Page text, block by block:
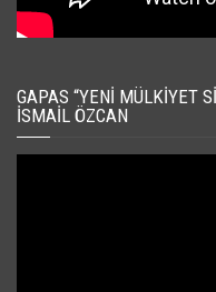
GAPAS “YENI MÜLKIYET
İSMAIL ÖZCAN